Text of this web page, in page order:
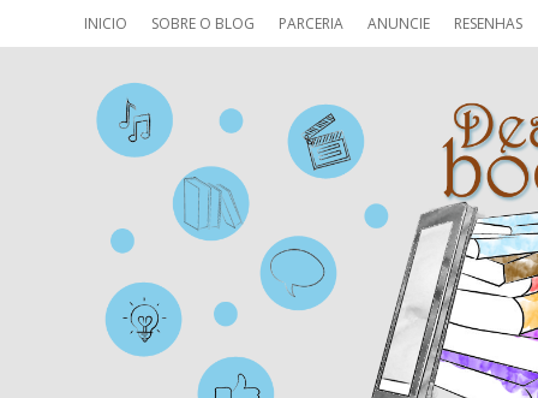
INICIO SOBRE O BLOG PARCERIA ANUNCIE RESENHAS